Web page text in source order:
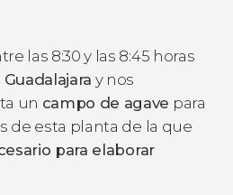
las 8:30 y las 8:45 horas
y nos
un campo de agave para
de esta planta de la que
para elaborar